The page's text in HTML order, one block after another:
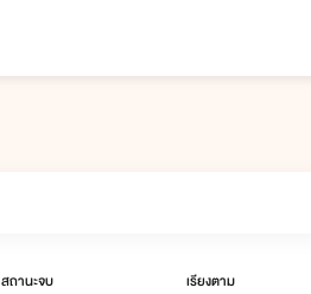
สถานะจบ เรียงตาม